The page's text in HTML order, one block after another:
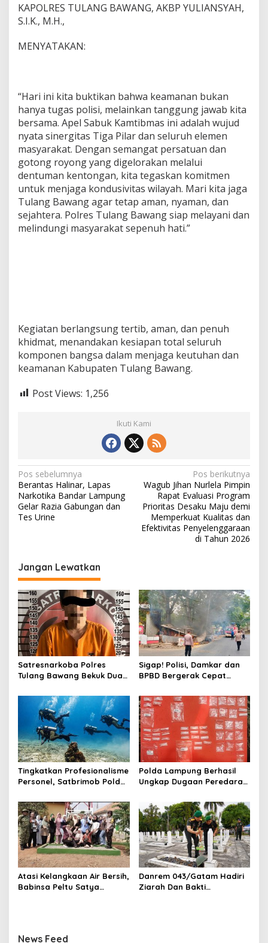
KAPOLRES TULANG BAWANG, AKBP YULIANSYAH,
S.I.K., M.H.,
MENYATAKAN:
“Hari ini kita buktikan bahwa keamanan bukan
hanya tugas polisi, melainkan tanggung jawab kita
bersama. Apel Sabuk Kamtibmas ini adalah wujud
nyata sinergitas Tiga Pilar dan seluruh elemen
masyarakat. Dengan semangat persatuan dan
gotong royong yang digelorakan melalui
dentuman kentongan, kita tegaskan komitmen
untuk menjaga kondusivitas wilayah. Mari kita jaga
Tulang Bawang agar tetap aman, nyaman, dan
sejahtera. Polres Tulang Bawang siap melayani dan
melindungi masyarakat sepenuh hati.”
Kegiatan berlangsung tertib, aman, dan penuh
khidmat, menandakan kesiapan total seluruh
komponen bangsa dalam menjaga keutuhan dan
keamanan Kabupaten Tulang Bawang.
Post Views: 1,256
Ikuti Kami
N
a
v
a
s
i
p
o
s
Pos sebelumnya
Berantas Halinar, Lapas
Narkotika Bandar Lampung
Gelar Razia Gabungan dan
Tes Urine
Pos berikutnya
Wagub Jihan Nurlela Pimpin
Rapat Evaluasi Program
Prioritas Desaku Maju demi
Memperkuat Kualitas dan
Efektivitas Penyelenggaraan
di Tahun 2026
Jangan Lewatkan
Satresnarkoba Polres
Tulang Bawang Bekuk Dua
Di Amankan
Sigap! Polisi, Damkar dan
BPBD Bergerak Cepat
Warung Kuliner di Prosida
Bandar Jaya
Tingkatkan Profesionalisme
Personel, Satbrimob Polda
Peningkatan Kemampuan
Selam SAR Air
Polda Lampung Berhasil
Ungkap Dugaan Peredaran
Tengah, Empat Terduga
Pelaku Diamankan
Atasi Kelangkaan Air Bersih,
Babinsa Peltu Satya
Danrem 043/Gatam Hadiri
Ziarah Dan Bakti
News Feed